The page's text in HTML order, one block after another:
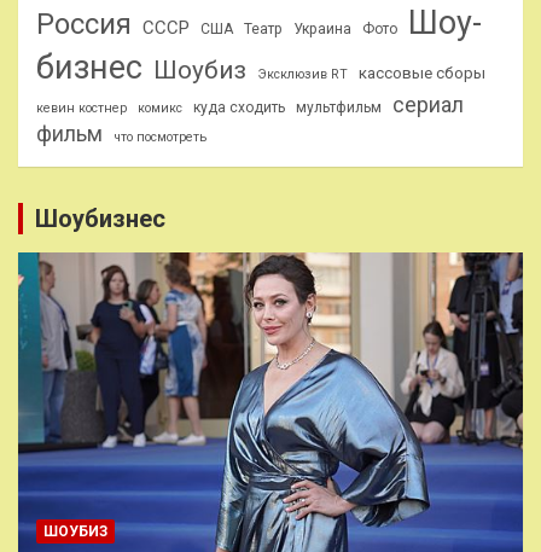
Россия СССР США Театр Украина Фото
Шоу-
бизнес Шоубиз Эксклюзив RT кассовые сборы
кевин костнер комикс куда сходить мультфильм
сериал
фильм
что посмотреть
Шоубизнес
ШОУБИЗ